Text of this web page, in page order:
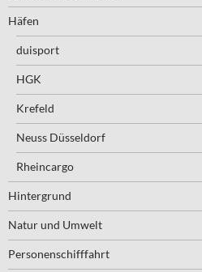
Häfen
duisport
HGK
Krefeld
Neuss Düsseldorf
Rheincargo
Hintergrund
Natur und Umwelt
Personenschifffahrt